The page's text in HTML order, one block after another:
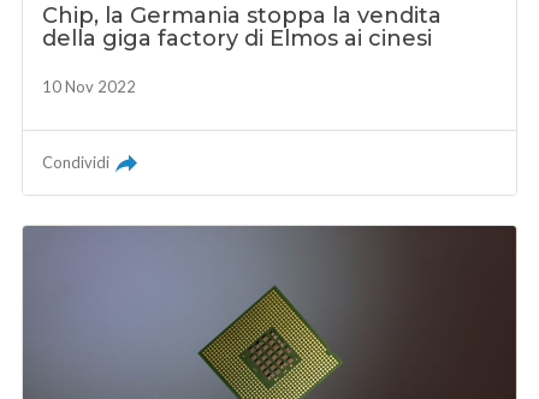
Chip, la Germania stoppa la vendita
della giga factory di Elmos ai cinesi
10 Nov 2022
Condividi